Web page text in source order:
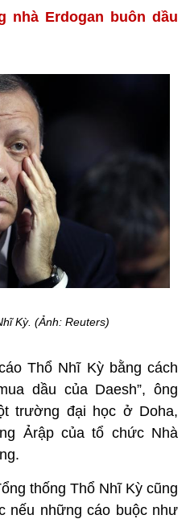
nhà Erdogan buôn dầu
Kỳ. (Ảnh: Reuters)
Thổ Nhĩ Kỳ bằng cách
dầu của Daesh”, ông
trường đại học ở Doha,
Ảrập của tổ chức Nhà
thống Thổ Nhĩ Kỳ cũng
nếu những cáo buộc như